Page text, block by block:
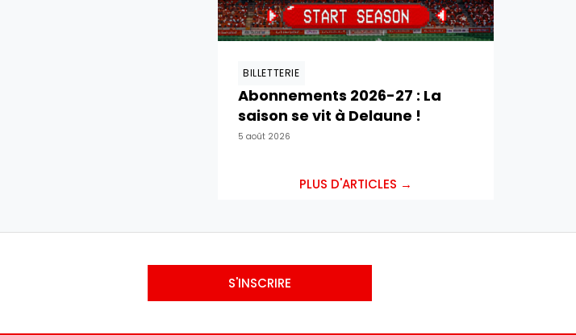
BILLETTERIE
Abonnements 2026-27 : La
saison se vit à Delaune !
5 août 2026
PLUS D'ARTICLES →
S'INSCRIRE